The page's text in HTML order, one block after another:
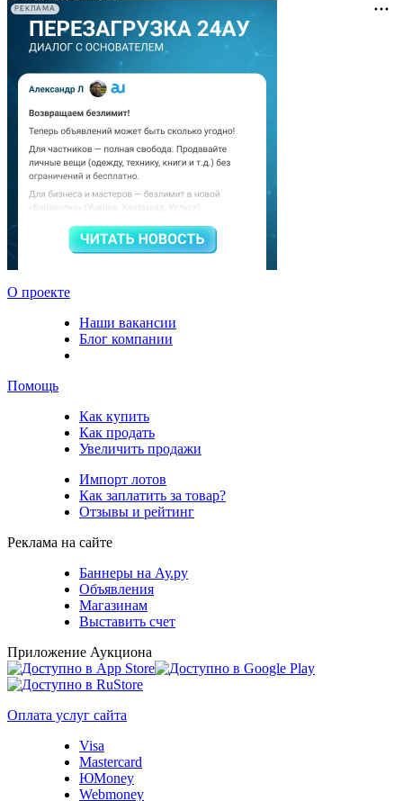
РЕКЛАМА
О проекте
Наши вакансии
Блог компании
Помощь
Как купить
Как продать
Увеличить продажи
Импорт лотов
Как заплатить за товар?
Отзывы и рейтинг
Реклама на сайте
Баннеры на Ау.ру
Объявления
Магазинам
Выставить счет
Приложение Аукциона
Оплата услуг сайта
Visa
Mastercard
ЮMoney
Webmoney